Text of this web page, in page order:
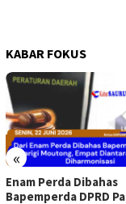
KABAR FOKUS
«
Enam Perda Dibahas
Bapemperda DPRD